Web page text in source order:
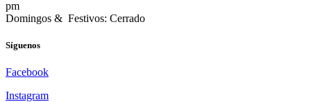
pm
Domingos & Festivos: Cerrado
Síguenos
Facebook
Instagram